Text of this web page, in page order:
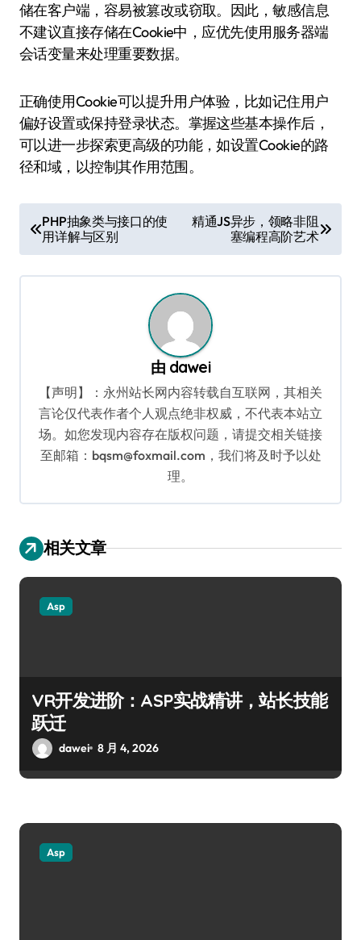
储在客户端，容易被篡改或窃取。因此，敏感信息
不建议直接存储在Cookie中，应优先使用服务器端
会话变量来处理重要数据。
正确使用Cookie可以提升用户体验，比如记住用户
偏好设置或保持登录状态。掌握这些基本操作后，
可以进一步探索更高级的功能，如设置Cookie的路
径和域，以控制其作用范围。
章
导
PHP抽象类与接口的使
用详解与区别
精通JS异步，领略非阻
塞编程高阶艺术
由 dawei
【声明】：永州站长网内容转载自互联网，其相关
言论仅代表作者个人观点绝非权威，不代表本站立
场。如您发现内容存在版权问题，请提交相关链接
至邮箱：bqsm@foxmail.com，我们将及时予以处
理。
相关文章
Asp
VR开发进阶：ASP实战精讲，站长技能
跃迁
dawei 8 月 4, 2026
Asp